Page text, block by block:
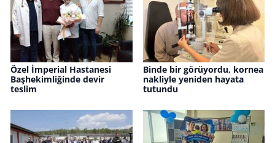
Özel İmperial Hastanesi
Başhekimliğinde devir
teslim
Binde bir görüyordu, kornea
nakliyle yeniden hayata
tutundu